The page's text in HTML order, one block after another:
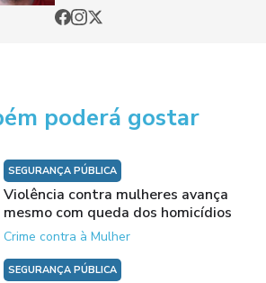
poderá gostar
SEGURANÇA PÚBLICA
Violência contra mulheres avança
mesmo com queda dos homicídios
Crime contra à Mulher
SEGURANÇA PÚBLICA